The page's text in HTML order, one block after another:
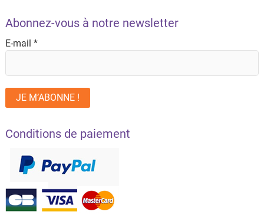
Abonnez-vous à notre newsletter
E-mail *
Conditions de paiement